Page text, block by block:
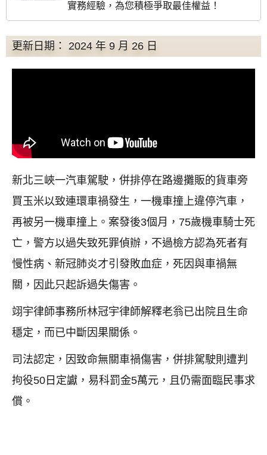
實務經驗，為您積極爭取最佳權益！
更新日期： 2024 年 9 月 26 日
新北三峽一汽車駕駛，併排停在路邊攤販的貨車旁
買玉米以致連環車禍發生，一機車撞上違停汽車，
再被另一機車撞上。案發後3個月，75歲機車騎士死
亡，警方以過失致死罪偵辦，不過檢方認為死者有
慢性病、新冠肺炎才引發敗血症，死因與車禍無
關，因此只起訴過失傷害。
翊宇律師事務所林冠宇律師解釋老翁已出院且生命
穩定，而已中斷因果關係。
司法認定，因致命無關車禍傷害，併排駕駛則遭判
拘役50日定讞，易科罰金5萬元，且仍需面臨民事求
償。